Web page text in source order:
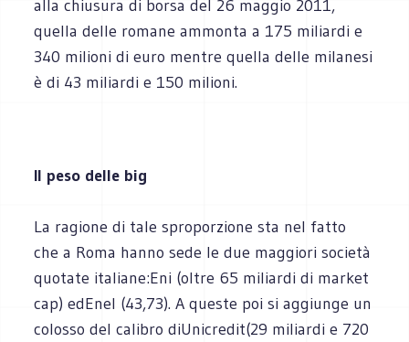
alla chiusura di borsa del 26 maggio 2011,
quella delle romane ammonta a 175 miliardi e
340 milioni di euro mentre quella delle milanesi
è di 43 miliardi e 150 milioni.
Il peso delle big
La ragione di tale sproporzione sta nel fatto
che a Roma hanno sede le due maggiori società
quotate italiane:Eni (oltre 65 miliardi di market
cap) edEnel (43,73). A queste poi si aggiunge un
colosso del calibro diUnicredit(29 miliardi e 720